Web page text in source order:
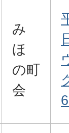
み
ほ
の町
会